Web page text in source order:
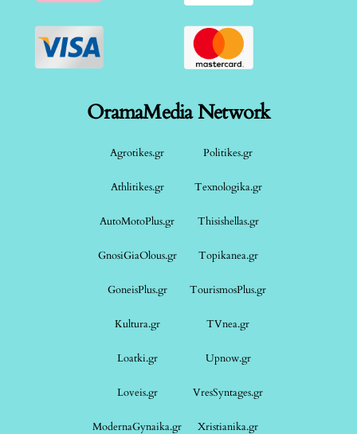
OramaMedia Network
Agrotikes.gr Politikes.gr
Athlitikes.gr Texnologika.gr
AutoMotoPlus.gr Thisishellas.gr
GnosiGiaOlous.gr Topikanea.gr
GoneisPlus.gr TourismosPlus.gr
Kultura.gr TVnea.gr
Loatki.gr Upnow.gr
Loveis.gr VresSyntages.gr
ModernaGynaika.gr Xristianika.gr